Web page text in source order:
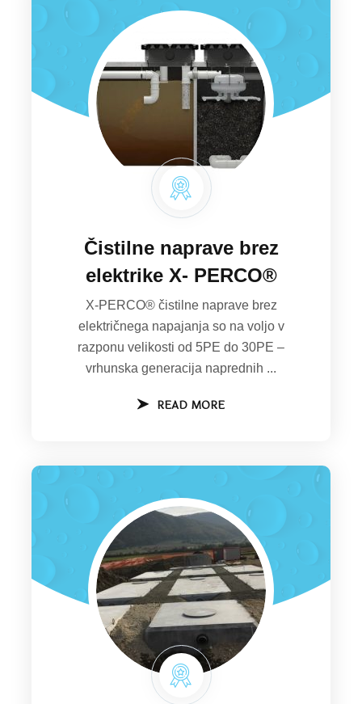
Čistilne naprave brez
elektrike X- PERCO®
X-PERCO® čistilne naprave brez
električnega napajanja so na voljo v
razponu velikosti od 5PE do 30PE –
vrhunska generacija naprednih ...
READ MORE